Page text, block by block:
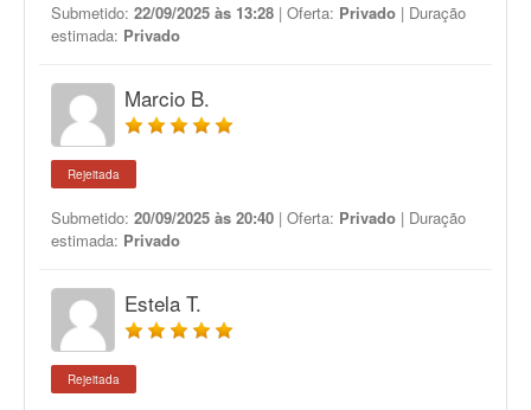
Submetido: 22/09/2025 às 13:28 | Oferta: Privado | Duração
estimada: Privado
Marcio B.
Rejeitada
Submetido: 20/09/2025 às 20:40 | Oferta: Privado | Duração
estimada: Privado
Estela T.
Rejeitada